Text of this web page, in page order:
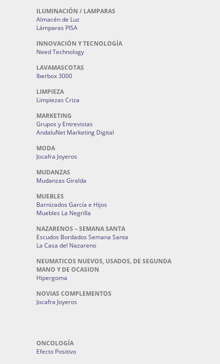
ILUMINACIÓN / LAMPARAS
Almacén de Luz
Lámparas PISA
INNOVACIÓN Y TECNOLOGÍA
Need Technology
LAVAMASCOTAS
Iberbox 3000
LIMPIEZA
Limpiezas Criza
MARKETING
Grupos y Entrevistas
AndaluNet Marketing Digital
MODA
Jocafra Joyeros
MUDANZAS
Mudanzas Giralda
MUEBLES
Barnizados García e Hijos
Muebles La Negrilla
NAZARENOS – SEMANA SANTA
Escudos Bordados Semana Santa
La Casa del Nazareno
NEUMATICOS NUEVOS, USADOS, DE SEGUNDA
MANO Y DE OCASION
Hipergoma
NOVIAS COMPLEMENTOS
Jocafra Joyeros
ONCOLOGÍA
Efecto Positivo